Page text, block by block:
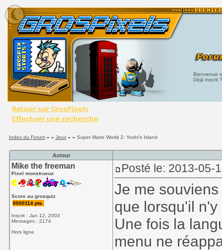
Bienvenue
Déjà inscrit
Index du Forum» » Jeux» » Super Mario World 2: Yoshi's Island
Auteur
Mike the freeman
Pixel monstrueux
Score au grosquiz
0000114 pts.
Inscrit : Jan 12, 2003
Messages : 2174
Hors ligne
Posté le: 2013-05-
Je me
que lorsqu'il
Une fois la
menu ne